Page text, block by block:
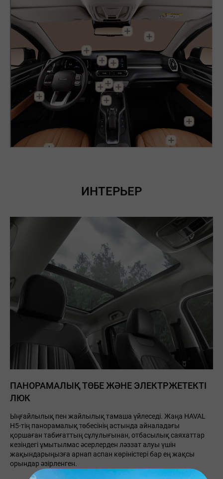
ИНТЕРЬЕР
ПАНОРАМАЛЫҚ ТӨБЕ ЖӘНЕ ЭЛЕКТРЖЕТЕКТІ
ЛЮК
Ыңғайлылық пен жайлылық тамаша үйлеседі. Жаңа HAVAL
H5-тің панорамалық төбесінің астында айналадағы
қоршаған табиғаттың сұлулығынан, отбасылық саяхаттар
кезіндегі ұмытылмас әсерлерден ләззат алуы үшін
жақындарыңызға арнап аспан көріністері бар ең жақсы
орындар әзірленген.